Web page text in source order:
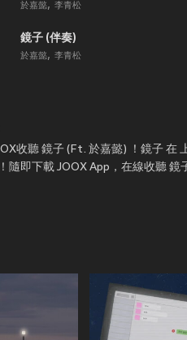
於嘉懿 李青松
鏡子 (伴奏)
於嘉懿 李青松
收聽 鏡子 (Ft. 於嘉懿) ！鏡子 在
隨即下載 JOOX App，在線收聽 鏡